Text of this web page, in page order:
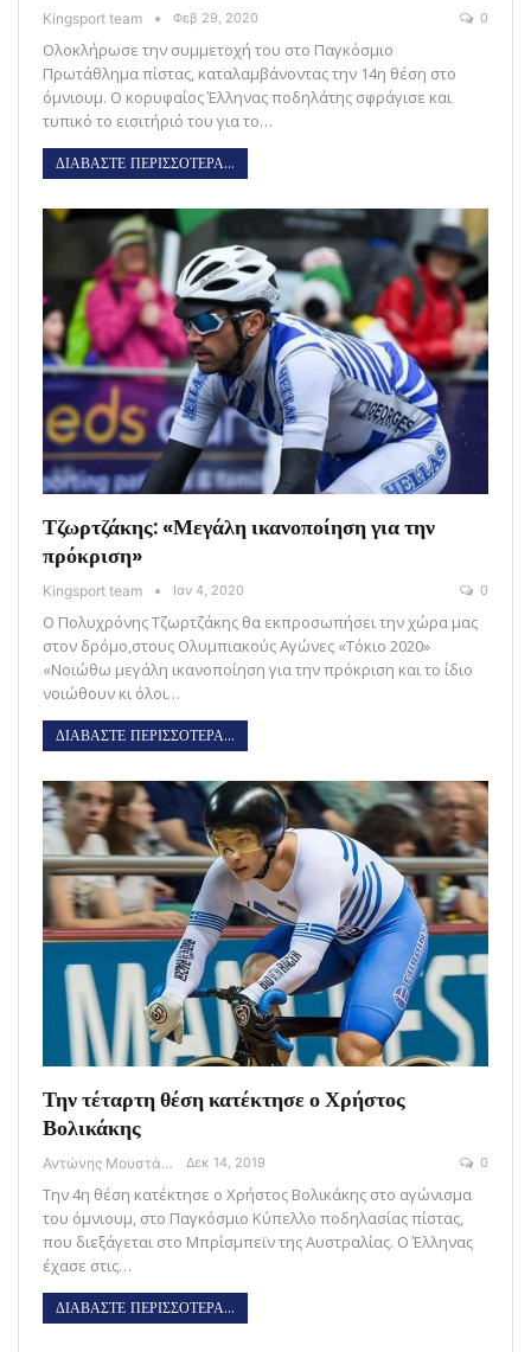
Kingsport team Φεβ 29, 2020 0
Ολοκλήρωσε την συμμετοχή του στο Παγκόσμιο
Πρωτάθλημα πίστας, καταλαμβάνοντας την 14η θέση στο
όμνιουμ. Ο κορυφαίος Έλληνας ποδηλάτης σφράγισε και
τυπικό το εισιτήριό του για το…
ΔΙΑΒΑΣΤΕ ΠΕΡΙΣΣΟΤΕΡΑ...
Τζωρτζάκης: «Μεγάλη ικανοποίηση για την
πρόκριση»
Kingsport team Ιαν 4, 2020 0
Ο Πολυχρόνης Τζωρτζάκης θα εκπροσωπήσει την χώρα μας
στον δρόμο,στους Ολυμπιακούς Αγώνες «Τόκιο 2020»
«Νοιώθω μεγάλη ικανοποίηση για την πρόκριση και το ίδιο
νοιώθουν κι όλοι…
ΔΙΑΒΑΣΤΕ ΠΕΡΙΣΣΟΤΕΡΑ...
Την τέταρτη θέση κατέκτησε ο Χρήστος
Βολικάκης
Αντώνης Μουστάκας Δεκ 14, 2019 0
Την 4η θέση κατέκτησε ο Χρήστος Βολικάκης στο αγώνισμα
του όμνιουμ, στο Παγκόσμιο Κύπελλο ποδηλασίας πίστας,
που διεξάγεται στο Μπρίσμπεϊν της Αυστραλίας. Ο Έλληνας
έχασε στις…
ΔΙΑΒΑΣΤΕ ΠΕΡΙΣΣΟΤΕΡΑ...